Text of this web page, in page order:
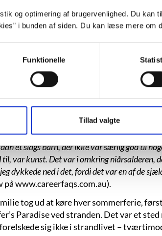
og optimering af brugervenlighed. Du
i bunden af siden. Du kan læse mere om
Funktionelle
Tillad valgte
du skal bare ikke fortælle
”Tin og
var barn i en søskendeflok på seks
selv derimod var genert og følte ikke,
på en katolsk skole, men
troslære. (Interview på
fandt tidligt ud af, at det eneste hun
et slags barn, der ikke var særlig god til
til, var kunst. Det var i omkring niårsalderen,
dykkede ned i det, fordi det var en af de
på www.careerfaqs.com.au).
tog ud at køre hver sommerferie,
Paradise ved stranden. Det var et
sig ikke i strandlivet –